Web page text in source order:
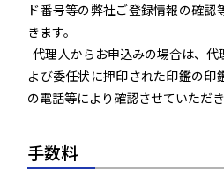
ド番号等の弊社ご登録情報の確
きます。
代理人からお申込みの場合は、
よび委任状に押印された印鑑の印
の電話等により確認させていただき
手数料